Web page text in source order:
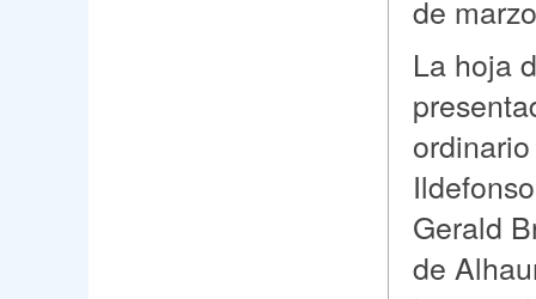
de
La hoja
Gerald
de